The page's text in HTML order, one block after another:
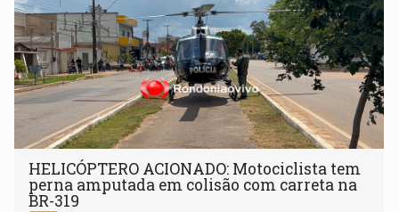
HELICÓPTERO ACIONADO: Motociclista tem
perna amputada em colisão com carreta na
BR-319